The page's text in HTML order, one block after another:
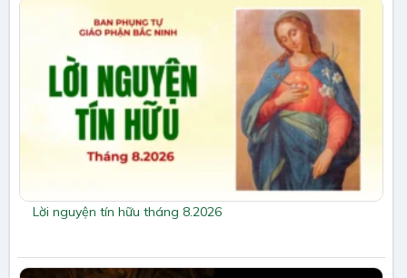
Lời nguyện tín hữu tháng 8.2026